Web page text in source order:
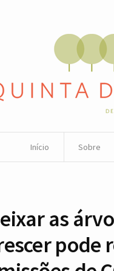
Início Sobre
as
pode